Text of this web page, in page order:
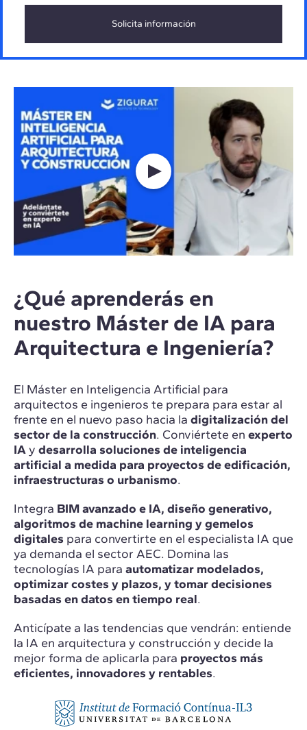
¿Qué aprenderás en
nuestro Máster de IA para
Arquitectura e Ingeniería?
El Máster en Inteligencia Artificial para
arquitectos e ingenieros te prepara para estar al
frente en el nuevo paso hacia la digitalización del
sector de la construcción. Conviértete en experto
IAy desarrolla soluciones de inteligencia
artificial a medida para proyectos de edificación,
infraestructuras o urbanismo.
Integra BIM avanzado e IA, diseño generativo,
algoritmos de machine learning y gemelos
digitales para convertirte en el especialista IA que
ya demanda el sector AEC. Domina las
tecnologías IA para automatizar modelados,
optimizar costes y plazos, y tomar decisiones
basadas en datos en tiempo real.
Anticípate a las tendencias que vendrán: entiende
la IA en arquitectura y construcción y decide la
mejor forma de aplicarla para proyectos más
eficientes, innovadores y rentables.